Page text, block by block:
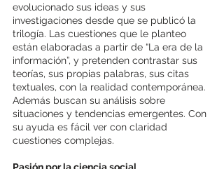
evolucionado sus ideas y sus
investigaciones desde que se publicó la
trilogía. Las cuestiones que le planteo
están elaboradas a partir de “La era de la
información”, y pretenden contrastar sus
teorías, sus propias palabras, sus citas
textuales, con la realidad contemporánea.
Además buscan su análisis sobre
situaciones y tendencias emergentes. Con
su ayuda es fácil ver con claridad
cuestiones complejas.
Pasión por la ciencia social